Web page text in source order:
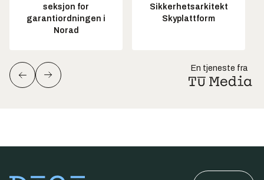
seksjon for
garantiordningen i
Norad
Sikkerhetsarkitekt
Skyplattform
En tjeneste fra